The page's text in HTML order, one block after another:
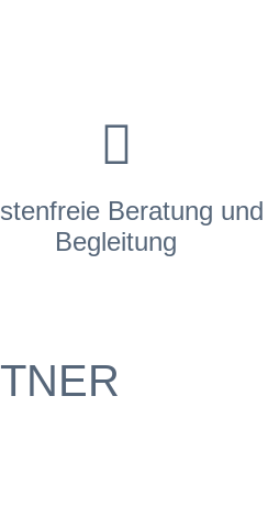
Beratung und
Begleitung